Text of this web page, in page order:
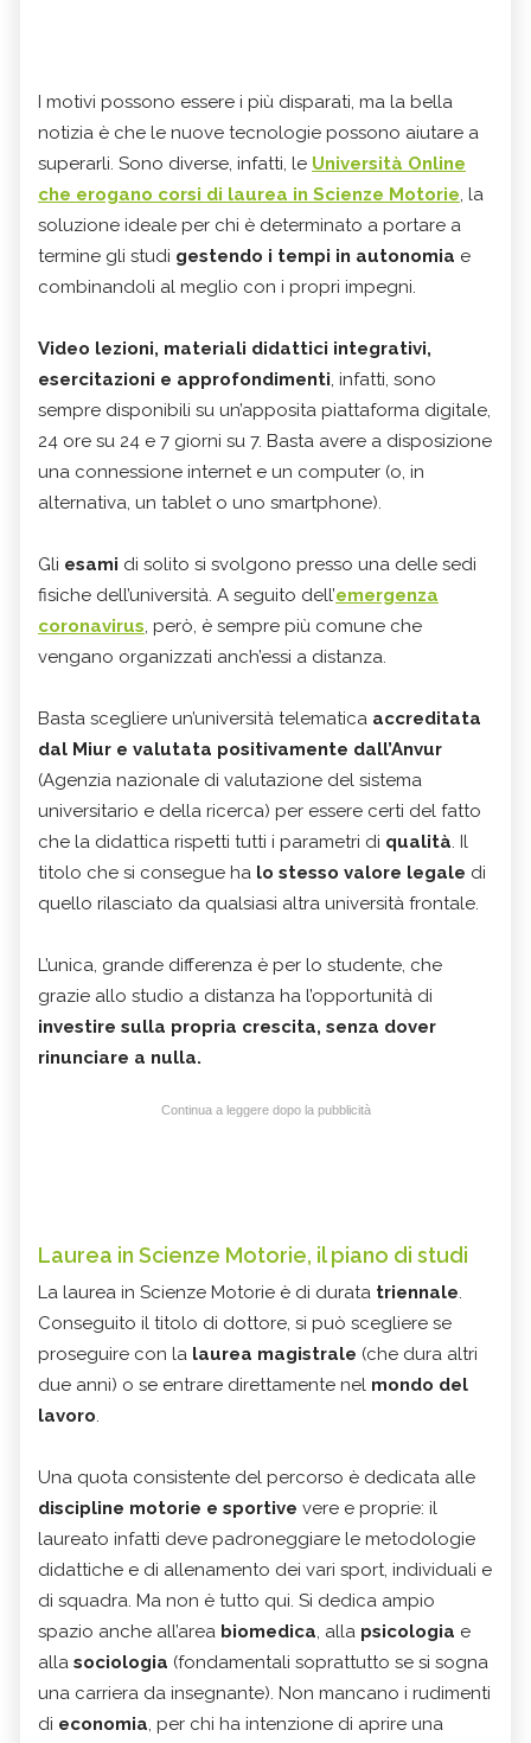
I motivi possono essere i più disparati, ma la bella
notizia è che le nuove tecnologie possono aiutare a
superarli. Sono diverse, infatti, le Università Online
che erogano corsi di laurea in Scienze Motorie, la
soluzione ideale per chi è determinato a portare a
termine gli studi gestendo i tempi in autonomia e
combinandoli al meglio con i propri impegni.
Video lezioni, materiali didattici integrativi,
esercitazioni e approfondimenti, infatti, sono
sempre disponibili su un’apposita piattaforma digitale,
24 ore su 24 e 7 giorni su 7. Basta avere a disposizione
una connessione internet e un computer (o, in
alternativa, un tablet o uno smartphone).
Gli esami di solito si svolgono presso una delle sedi
fisiche dell’università. A seguito dell’emergenza
coronavirus, però, è sempre più comune che
vengano organizzati anch’essi a distanza.
Basta scegliere un’università telematica accreditata
dal Miur e valutata positivamente dall’Anvur
(Agenzia nazionale di valutazione del sistema
universitario e della ricerca) per essere certi del fatto
che la didattica rispetti tutti i parametri di qualità. Il
titolo che si consegue ha lo stesso valore legale di
quello rilasciato da qualsiasi altra università frontale.
L’unica, grande differenza è per lo studente, che
grazie allo studio a distanza ha l’opportunità di
investire sulla propria crescita, senza dover
rinunciare a nulla.
Continua a leggere dopo la pubblicità
Laurea in Scienze Motorie, il piano di studi
La laurea in Scienze Motorie è di durata triennale.
Conseguito il titolo di dottore, si può scegliere se
proseguire con la laurea magistrale (che dura altri
due anni) o se entrare direttamente nel mondo del
lavoro.
Una quota consistente del percorso è dedicata alle
discipline motorie e sportive vere e proprie: il
laureato infatti deve padroneggiare le metodologie
didattiche e di allenamento dei vari sport, individuali e
di squadra. Ma non è tutto qui. Si dedica ampio
spazio anche all’area biomedica, alla psicologia e
alla sociologia (fondamentali soprattutto se si sogna
una carriera da insegnante). Non mancano i rudimenti
di economia, per chi ha intenzione di aprire una